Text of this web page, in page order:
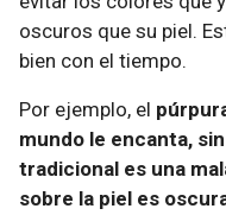
oscuros que su piel.
bien con el tiempo.
Por ejemplo, el
mundo le encanta,
tradicional es una
sobre la piel es